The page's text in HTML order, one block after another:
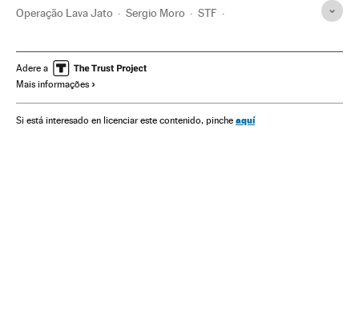
Operação Lava Jato Sergio Moro STF
Caso Petrobras Jair Bolsonaro
Polícia Federal
Ciberespionagem Brasil Polícia Corrupção
Adere a
Mais informações
Si está interesado en licenciar este contenido, pinche aquí